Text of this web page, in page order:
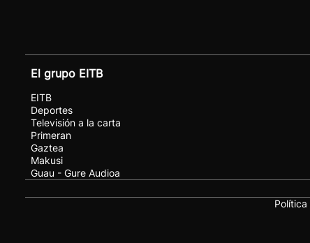
El grupo EITB
EITB
Deportes
Televisión a la carta
Primeran
Gaztea
Makusi
Guau - Gure Audioa